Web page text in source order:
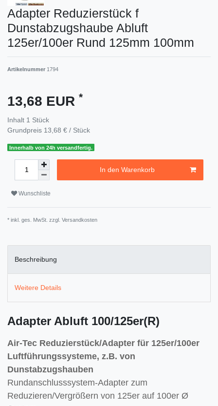
Adapter Reduzierstück f
Dunstabzugshaube Abluft
125er/100er Rund 125mm 100mm
Artikelnummer 1794
13,68 EUR *
Inhalt 1 Stück
Grundpreis 13,68 € / Stück
Innerhalb von 24h versandfertig.
In den Warenkorb
Wunschliste
* inkl. ges. MwSt. zzgl. Versandkosten
Beschreibung
Weitere Details
Adapter Abluft 100/125er(R)
Air-Tec Reduzierstück/Adapter für 125er/100er
Luftführungssysteme, z.B. von
Dunstabzugshauben
Rundanschlusssystem-Adapter zum
Reduzieren/Vergrößern von 125er auf 100er Ø